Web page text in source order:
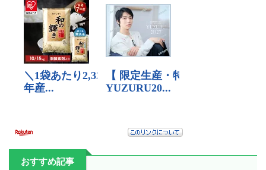
おすすめ記事